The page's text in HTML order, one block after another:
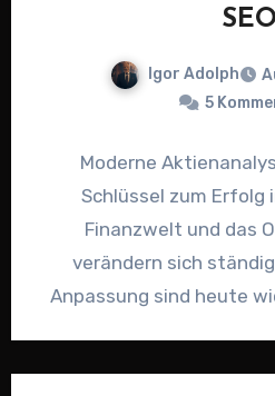
SEO
Igor Adolph
5
Moderne
Schlüssel zum Erfolg
Finanzwelt und das
verändern sich
Anpassung sind heute